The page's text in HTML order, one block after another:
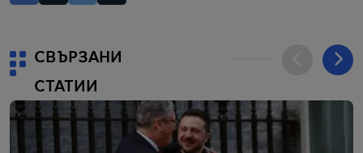
СВЪРЗАНИ
СТАТИИ